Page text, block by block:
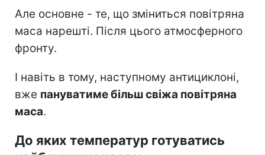
Але основне - те, що зміниться повітряна
маса нарешті. Після цього атмосферного
фронту.
І навіть в тому, наступному антициклоні,
вже пануватиме більш свіжа повітряна
маса.
До яких температур готуватись